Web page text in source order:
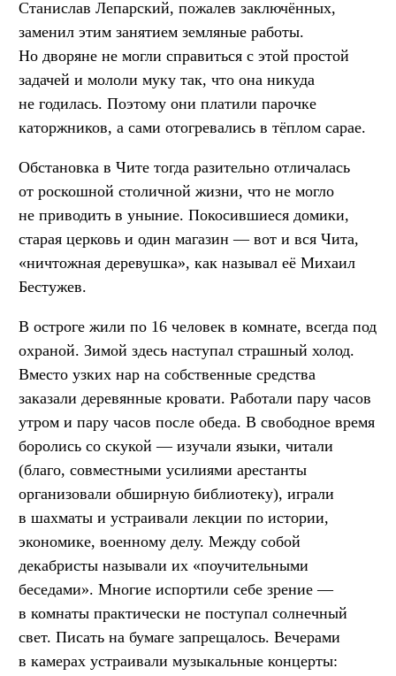
Станислав Лепарский, пожалев заключённых,
заменил этим занятием земляные работы.
Но дворяне не могли справиться с этой простой
задачей и мололи муку так, что она никуда
не годилась. Поэтому они платили парочке
каторжников, а сами отогревались в тёплом сарае.
Обстановка в Чите тогда разительно отличалась
от роскошной столичной жизни, что не могло
не приводить в уныние. Покосившиеся домики,
старая церковь и один магазин — вот и вся Чита,
«ничтожная деревушка», как называл её Михаил
Бестужев.
В остроге жили по 16 человек в комнате, всегда под
охраной. Зимой здесь наступал страшный холод.
Вместо узких нар на собственные средства
заказали деревянные кровати. Работали пару часов
утром и пару часов после обеда. В свободное время
боролись со скукой — изучали языки, читали
(благо, совместными усилиями арестанты
организовали обширную библиотеку), играли
в шахматы и устраивали лекции по истории,
экономике, военному делу. Между собой
декабристы называли их «поучительными
беседами». Многие испортили себе зрение —
в комнаты практически не поступал солнечный
свет. Писать на бумаге запрещалось. Вечерами
в камерах устраивали музыкальные концерты: